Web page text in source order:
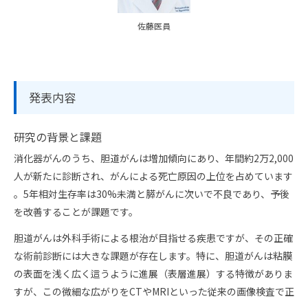
佐藤医員
発表内容
研究の背景と課題
消化器がんのうち、胆道がんは増加傾向にあり、年間約2万2,000
人が新たに診断され、がんによる死亡原因の上位を占めています
。5年相対生存率は30%未満と膵がんに次いで不良であり、予後
を改善することが課題です。
胆道がんは外科手術による根治が目指せる疾患ですが、その正確
な術前診断には大きな課題が存在します。特に、胆道がんは粘膜
の表面を浅く広く這うように進展（表層進展）する特徴がありま
すが、この微細な広がりをCTやMRIといった従来の画像検査で正